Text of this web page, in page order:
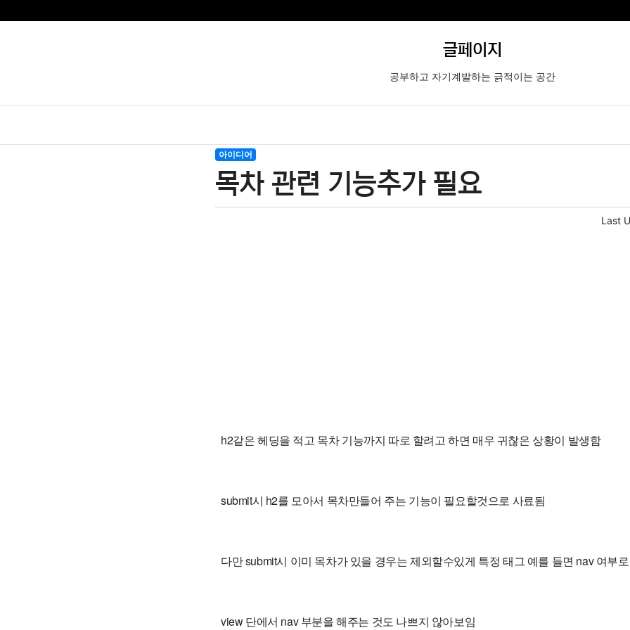
글페이지
공부하고 자기계발하는 긁적이는 공간
아이디어
목차 관련 기능추가 필요
Last
h2같은 헤딩을 적고 목차 기능까지 따로 할려고 하면 매우 귀찮은 상황이 발생함
submit시 h2를 모아서 목차만들어 주는 기능이 필요할것으로 사료됨
다만 submit시 이미 목차가 있을 경우는 제외할수있게 특정 태그 예를 들면 nav 여부
view 단에서 nav 부분을 해주는 것도 나쁘지 않아보임